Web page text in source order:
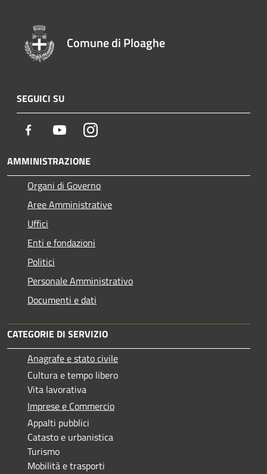
Comune di Ploaghe
SEGUICI SU
Facebook YoutubeInstagram
AMMINISTRAZIONE
Organi di Governo
Aree Amministrative
Uffici
Enti e fondazioni
Politici
Personale Amministrativo
Documenti e dati
CATEGORIE DI SERVIZIO
Anagrafe e stato civile
Cultura e tempo libero
Vita lavorativa
Imprese e Commercio
Appalti pubblici
Catasto e urbanistica
Turismo
Mobilità e trasporti